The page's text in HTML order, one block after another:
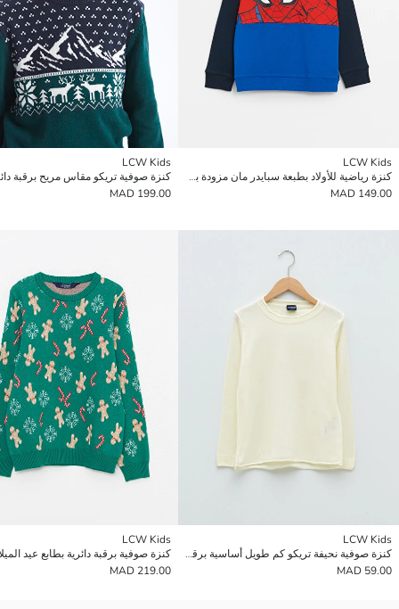
LCW Kids
كنزة رياضية للأولاد بطبعة سبايدر مان مزودة بغطاء رأس بقصة عادية
149.00 MAD
LCW Kids
199.00 MAD
LCW Kids
كنزة صوفية نحيفة تريكو كم طويل أساسية برقبة دائرية للأولاد
59.00 MAD
LCW Kids
219.00 MAD